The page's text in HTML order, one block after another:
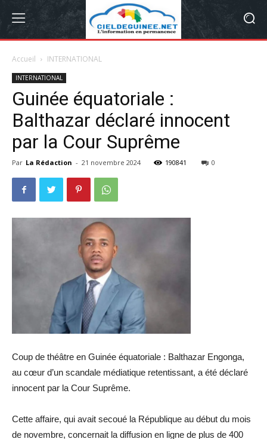
Accueil INTERNATIONAL
INTERNATIONAL
Guinée équatoriale :
Balthazar déclaré innocent
par la Cour Suprême
Par La Rédaction - 21 novembre 2024 190841 0
Coup de théâtre en Guinée équatoriale : Balthazar Engonga,
au cœur d’un scandale médiatique retentissant, a été déclaré
innocent par la Cour Suprême.
Cette affaire, qui avait secoué la République au début du mois
de novembre, concernait la diffusion en ligne de plus de 400